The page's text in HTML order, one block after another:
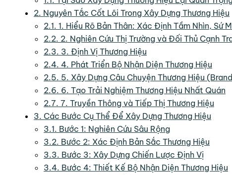
2. Nguyên Tắc Cốt Lõi Trong Xây Dựng Thương Hiệu
2.1. 1. Hiểu Rõ Bản Thân: Xác Định Tầm Nhìn, Sứ
2.2. 2. Nghiên Cứu Thị Trường và Đối Thủ Cạnh
2.3. 3. Định Vị Thương Hiệu
2.4. 4. Phát Triển Bộ Nhận Diện Thương Hiệu
2.5. 5. Xây Dựng Câu Chuyện Thương Hiệu
2.6. 6. Tạo Trải Nghiệm Thương Hiệu Nhất Quán
2.7. 7. Truyền Thông và Tiếp Thị Thương Hiệu
3. Các Bước Cụ Thể Để Xây Dựng Thương Hiệu
3.1. Bước 1: Nghiên Cứu Sâu Rộng
3.2. Bước 2: Xác Định Bản Sắc Thương Hiệu
3.3. Bước 3: Xây Dựng Chiến Lược Định Vị
3.4. Bước 4: Thiết Kế Bộ Nhận Diện Thương Hiệu